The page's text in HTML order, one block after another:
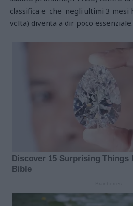
classifica e che negli ultimi 3 mesi
volta) diventa a dir poco essenziale.